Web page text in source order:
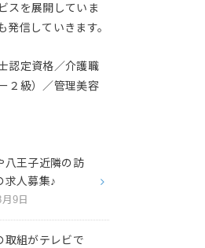
スを展開していま
発信していきます。
認定資格／介護職
２級）／管理美容
八王子近隣の訪
求人募集♪
9日
取組がテレビで